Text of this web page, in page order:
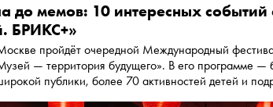
до мемов: 10 интересных событий
БРИКС+»
очередной Международный фестиваль «Интермузей.БРИКС+» ,
— территория будущего». В его программе —
публики, более 70 активностей детей и